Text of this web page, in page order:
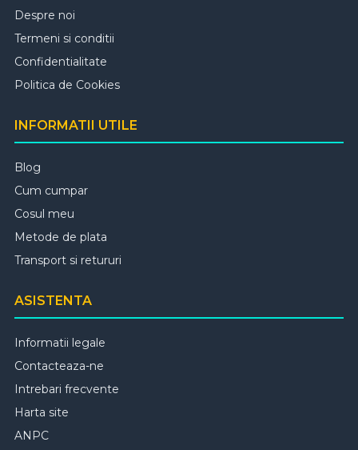
Despre noi
Termeni si conditii
Confidentialitate
Politica de Cookies
INFORMATII UTILE
Blog
Cum cumpar
Cosul meu
Metode de plata
Transport si retururi
ASISTENTA
Informatii legale
Contacteaza-ne
Intrebari frecvente
Harta site
ANPC